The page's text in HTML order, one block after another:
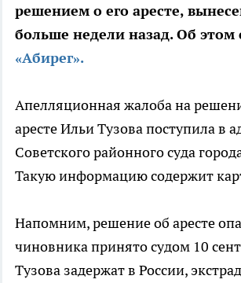
решением о его аресте,
больше недели назад. Об этом
«Абирег».
Апелляционная жалоба на
аресте Ильи Тузова поступила в
Советского районного суда
Такую информацию содержит
Напомним, решение об аресте
чиновника принято судом 10
Тузова задержат в России,